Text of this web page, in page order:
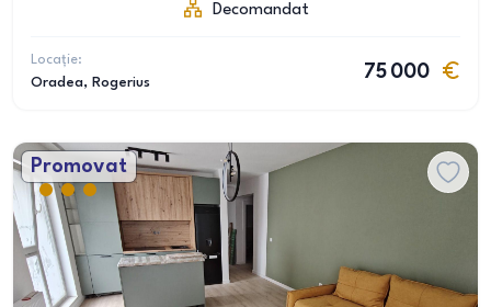
Decomandat
Locație:
Oradea, Rogerius
75 000
Promovat